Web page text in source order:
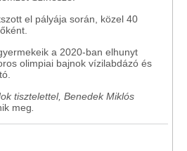
el pályája során, közel 40
a 2020-ban elhunyt
olimpiai bajnok vízilabdázó és
tisztelettel, Benedek Miklós
meg